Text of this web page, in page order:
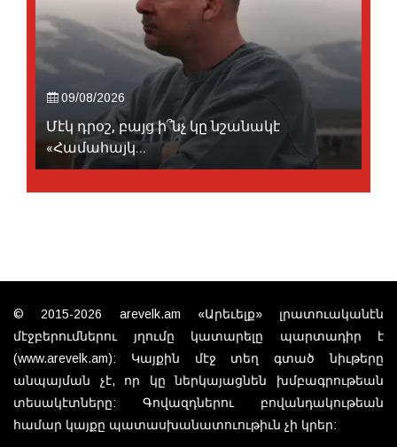
09/08/2026
Մէկ դրօշ, բայց ի՞նչ կը նշանակէ
«Համահայկ...
© 2015-2026 arevelk.am «Արեւելք» լրատուականէն
մէջբերումներու յղումը կատարելը պարտադիր է
(www.arevelk.am): Կայքին մէջ տեղ գտած նիւթերը
անպայման չէ, որ կը ներկայացնեն խմբագրութեան
տեսակէտները: Գովազդներու բովանդակութեան
համար կայքը պատասխանատուութիւն չի կրեր: